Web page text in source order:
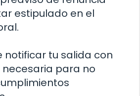
estipulado en el
notificar tu salida con
para no